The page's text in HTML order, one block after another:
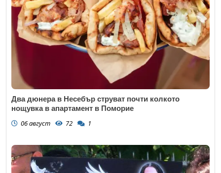
Два дюнера в Несебър струват почти колкото
нощувка в апартамент в Поморие
06 август 72 1